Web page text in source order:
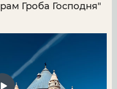
Гроба Господня"